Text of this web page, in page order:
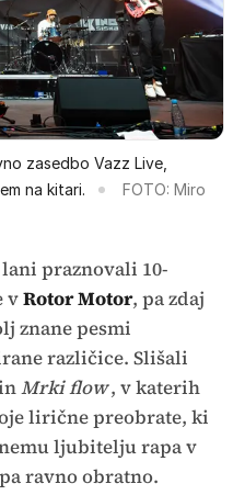
zasedbo Vazz Live,
na kitari.
FOTO: Miro
praznovali 10-
vRotor Motor, pa zdaj
znane pesmi
različice. Slišali
Mrki flow, v katerih
lirične preobrate, ki
ljubitelju rapa v
ravno obratno.